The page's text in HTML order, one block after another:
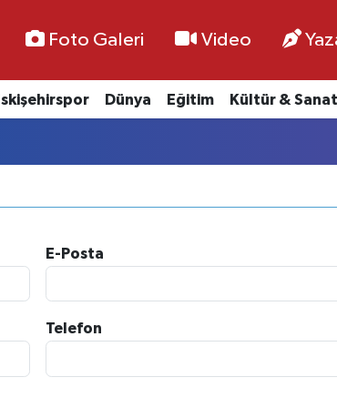
Foto Galeri Video
Dünya Eğitim Kültür & Sanat
E-Posta
Telefon